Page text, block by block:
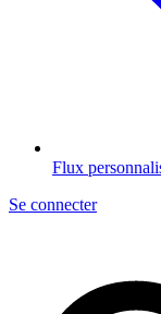
Flux
Se connecter